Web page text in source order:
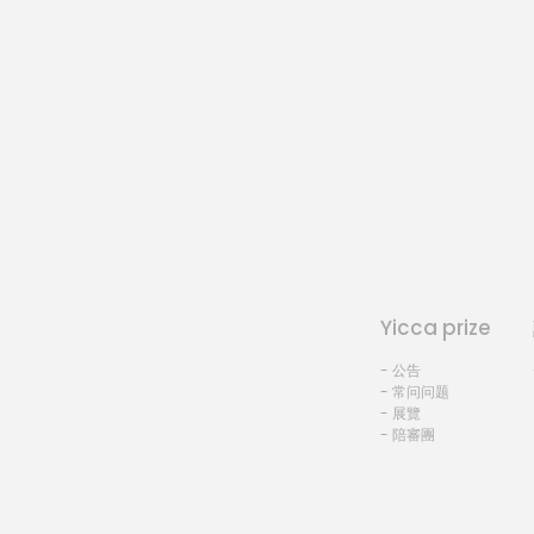
Yicca prize
- 公告
- 常问问题
- 展覽
- 陪審團